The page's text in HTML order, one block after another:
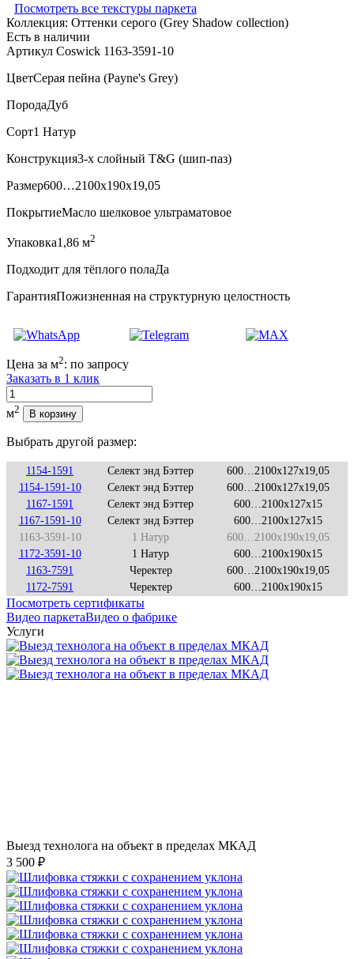
Посмотреть все текстуры паркета
Коллекция: Оттенки серого (Grеy Shadow collection)
Есть в наличии
Артикул Coswick 1163-3591-10
ЦветСерая пейна (Payne's Grey)
ПородаДуб
Сорт1 Натур
Конструкция3-х слойный T&G (шип-паз)
Размер600…2100x190x19,05
ПокрытиеМасло шелковое ультраматовое
Упаковка1,86 м2
Подходит для тёплого полаДа
ГарантияПожизненная на структурную целостность
Цена за м2: по запросу
Заказать в 1 клик
Количество
м2 В корзину
Выбрать другой размер:
1154-1591 Селект энд Бэттер
600…2100x127x19,05
1154-1591-10
Селект энд Бэттер
600…2100x127x19,05
1167-1591
Селект энд Бэттер
600…2100x127x15
1167-1591-10
Селект энд Бэттер
600…2100x127x15
1163-3591-10
1 Натур
600…2100x190x19,05
1172-3591-10
1 Натур
600…2100x190x15
1163-7591
Черектер
600…2100x190x19,05
1172-7591
Черектер 600…2100x190x15
Посмотреть сертификаты
Видео паркетаВидео о фабрике
Услуги
Выезд технолога на объект в пределах МКАД
3 500 ₽